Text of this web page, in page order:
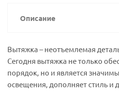
Описание
Вытяжка – неотъемлемая
Сегодня вытяжка не только
порядок, но и является
освещения, дополняет стиль и